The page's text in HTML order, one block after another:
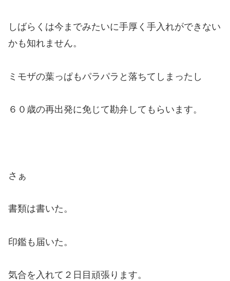
しばらくは今までみたいに手厚く手入れができない
かも知れません。
ミモザの葉っぱもパラパラと落ちてしまったし
６０歳の再出発に免じて勘弁してもらいます。
さぁ
書類は書いた。
印鑑も届いた。
気合を入れて２日目頑張ります。